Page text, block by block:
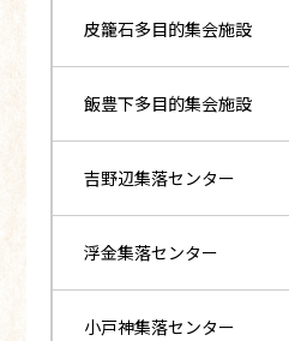
皮籠石多目的集会施設
飯豊下多目的集会施設
吉野辺集落センター
浮金集落センター
小戸神集落センター